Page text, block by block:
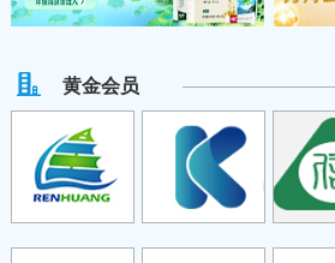
黄金会员